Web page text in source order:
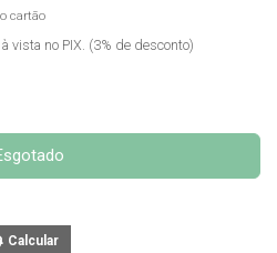
cartão
à vista no PIX. (3% de desconto)